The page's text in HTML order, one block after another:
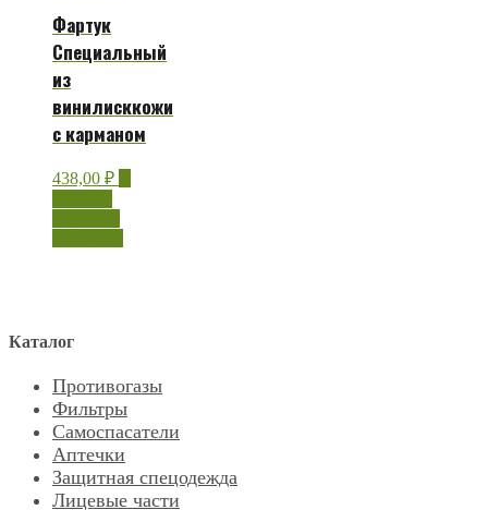
Фартук
Специальный
из
винилисккожи
с карманом
438,00 ₽
Каталог
Противогазы
Фильтры
Самоспасатели
Аптечки
Защитная спецодежда
Лицевые части